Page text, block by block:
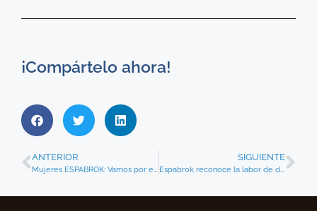
¡Compártelo ahora!
ANTERIOR
Mujeres ESPABROK: Vamos por el buen camino
SIGUIENTE
Espabrok reconoce la labor de directivos de aseguradoras